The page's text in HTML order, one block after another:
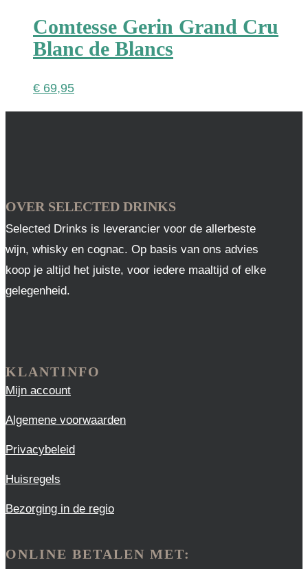
Comtesse Gerin Grand Cru
Blanc de Blancs
€ 69,95
OVER SELECTED DRINKS
Selected Drinks is leverancier voor de allerbeste
wijn, whisky en cognac. Op basis van ons advies
koop je altijd het juiste, voor iedere maaltijd of elke
gelegenheid.
KLANTINFO
Mijn account
Algemene voorwaarden
Privacybeleid
Huisregels
Bezorging in de regio
ONLINE BETALEN MET: